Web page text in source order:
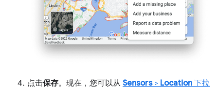
点击保存。现在，您可以从 Sensors> Location 下拉